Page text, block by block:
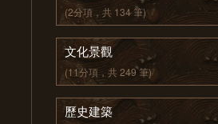
(2分項，共 134 筆)
文化景觀
(11分項，共 249 筆)
歷史建築